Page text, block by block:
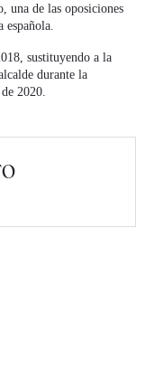
una de las oposiciones
española.
sustituyendo a la
durante la
2020.